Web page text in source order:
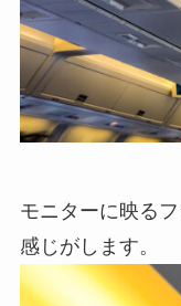
モニターに映る
感じがします。